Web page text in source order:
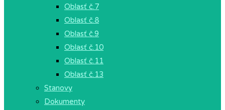
Oblasť č.7
Oblasť č.8
Oblasť č.9
Oblasť č.10
Oblasť č.11
Oblasť č.13
Stanovy
Dokumenty